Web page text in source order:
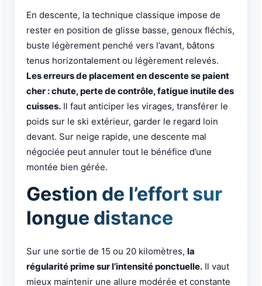
En descente, la technique classique impose de
rester en position de glisse basse, genoux fléchis,
buste légèrement penché vers l’avant, bâtons
tenus horizontalement ou légèrement relevés.
Les erreurs de placement en descente se paient
cher : chute, perte de contrôle, fatigue inutile des
cuisses. Il faut anticiper les virages, transférer le
poids sur le ski extérieur, garder le regard loin
devant. Sur neige rapide, une descente mal
négociée peut annuler tout le bénéfice d’une
montée bien gérée.
Gestion de l’effort sur
longue distance
Sur une sortie de 15 ou 20 kilomètres, la
régularité prime sur l’intensité ponctuelle. Il vaut
mieux maintenir une allure modérée et constante